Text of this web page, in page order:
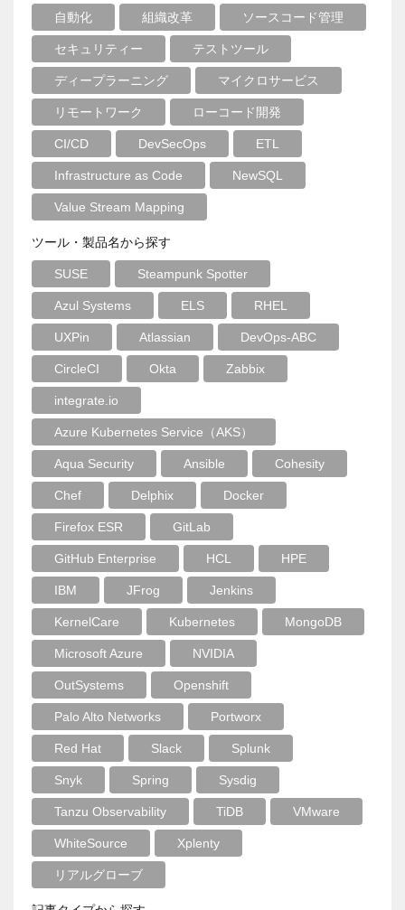
自動化 組織改革 ソースコード管理
セキュリティー テストツール
ディープラーニング マイクロサービス
リモートワーク ローコード開発
CI/CD DevSecOps ETL
Infrastructure as Code NewSQL
Value Stream Mapping
ツール・製品名から探す
SUSE Steampunk Spotter
Azul Systems ELS RHEL
UXPin Atlassian DevOps-ABC
CircleCI Okta Zabbix
integrate.io
Azure Kubernetes Service（AKS）
Aqua Security Ansible Cohesity
Chef Delphix Docker
Firefox ESR GitLab
GitHub Enterprise HCL HPE
IBM JFrog Jenkins
KernelCare Kubernetes MongoDB
Microsoft Azure NVIDIA
OutSystems Openshift
Palo Alto Networks Portworx
Red Hat Slack Splunk
Snyk Spring Sysdig
Tanzu Observability TiDB VMware
WhiteSource Xplenty
リアルグローブ